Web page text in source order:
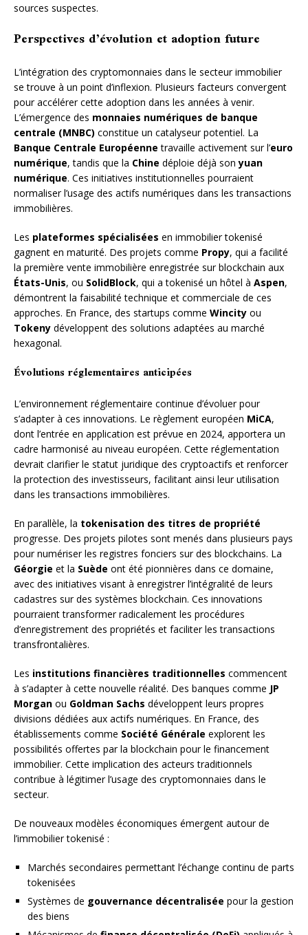
sources suspectes.
Perspectives d’évolution et adoption future
L’intégration des cryptomonnaies dans le secteur immobilier
se trouve à un point d’inflexion. Plusieurs facteurs convergent
pour accélérer cette adoption dans les années à venir.
L’émergence des monnaies numériques de banque
centrale (MNBC) constitue un catalyseur potentiel. La
Banque Centrale Européenne travaille activement sur l’euro
numérique, tandis que la Chine déploie déjà sonyuan
numérique. Ces initiatives institutionnelles pourraient
normaliser l’usage des actifs numériques dans les transactions
immobilières.
Les plateformes spécialisées en immobilier tokenisé
gagnent en maturité. Des projets comme Propy, qui a facilité
la première vente immobilière enregistrée sur blockchain aux
États-Unis, ou SolidBlock, qui a tokenisé un hôtel à Aspen,
démontrent la faisabilité technique et commerciale de ces
approches. En France, des startups comme Wincity ou
Tokeny développent des solutions adaptées au marché
hexagonal.
Évolutions réglementaires anticipées
L’environnement réglementaire continue d’évoluer pour
s’adapter à ces innovations. Le règlement européen MiCA,
dont l’entrée en application est prévue en 2024, apportera un
cadre harmonisé au niveau européen. Cette réglementation
devrait clarifier le statut juridique des cryptoactifs et renforcer
la protection des investisseurs, facilitant ainsi leur utilisation
dans les transactions immobilières.
En parallèle, la tokenisation des titres de propriété
progresse. Des projets pilotes sont menés dans plusieurs pays
pour numériser les registres fonciers sur des blockchains. La
Géorgie et la Suède ont été pionnières dans ce domaine,
avec des initiatives visant à enregistrer l’intégralité de leurs
cadastres sur des systèmes blockchain. Ces innovations
pourraient transformer radicalement les procédures
d’enregistrement des propriétés et faciliter les transactions
transfrontalières.
Les institutions financières traditionnelles commencent
à s’adapter à cette nouvelle réalité. Des banques comme JP
Morgan ou Goldman Sachs développent leurs propres
divisions dédiées aux actifs numériques. En France, des
établissements comme Société Générale explorent les
possibilités offertes par la blockchain pour le financement
immobilier. Cette implication des acteurs traditionnels
contribue à légitimer l’usage des cryptomonnaies dans le
secteur.
De nouveaux modèles économiques émergent autour de
l’immobilier tokenisé :
Marchés secondaires permettant l’échange continu de parts
tokenisées
Systèmes de gouvernance décentralisée pour la gestion
des biens